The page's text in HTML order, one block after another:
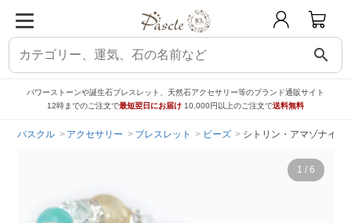
search
パワーストーンや誕生石ブレスレット、天然石アクセサリー等のブランド通販サイト
12時までのご注文で最短翌日にお届け 10,000円以上のご注文で送料無料
パスクル アクセサリー ブレスレット ビーズ シトリン・アマゾナイト
1 / 6